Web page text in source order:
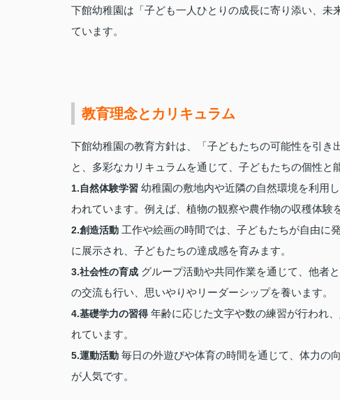
下館幼稚園は「子ども一人ひとりの成長に寄り添い、
ています。
教育理念とカリキュラム
下館幼稚園の教育方針は、「子どもたちの可能性を引
と、多彩なカリキュラムを通じて、子どもたちの個性と
1.自然体験学習 幼稚園の敷地内や近隣の自然環境を利用
われています。例えば、植物の観察や農作物の収穫体験
2.創造活動 工作や絵画の時間では、子どもたちが自由に
に展示され、子どもたちの達成感を育みます。
3.社会性の育成 グループ活動や共同作業を通じて、他者
の交流も行い、思いやりやリーダーシップを養います。
4.基礎学力の習得 年齢に応じた文字や数の練習が行われ
れています。
5.運動活動 毎日の外遊びや体育の時間を通じて、体力の
が人気です。